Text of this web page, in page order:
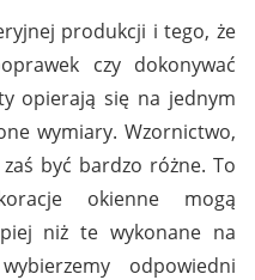
produkcji i tego, że
czy dokonywać
opierają się na jednym
wymiary. Wzornictwo,
być bardzo różne. To
okienne mogą
niż te wykonane na
odpowiedni